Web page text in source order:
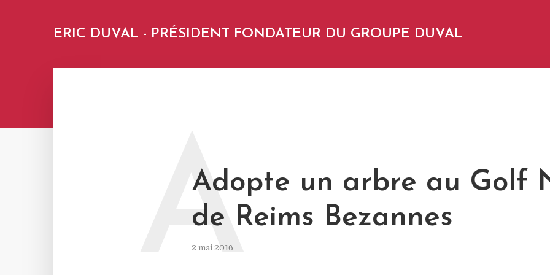
ERIC DUVAL - PRÉSIDENT FONDATEUR DU GROUPE DUVAL
Adopte un arbre au Golf
de Reims Bezannes
2 mai 2016
A